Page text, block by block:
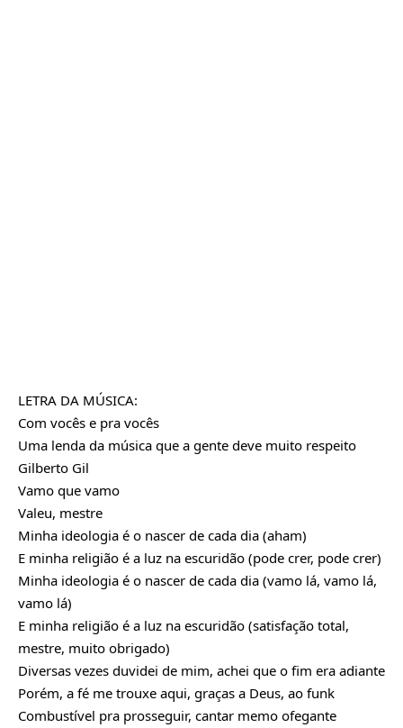
LETRA DA MÚSICA:
Com vocês e pra vocês
Uma lenda da música que a gente deve muito respeito
Gilberto Gil
Vamo que vamo
Valeu, mestre
Minha ideologia é o nascer de cada dia (aham)
E minha religião é a luz na escuridão (pode crer, pode crer)
Minha ideologia é o nascer de cada dia (vamo lá, vamo lá,
vamo lá)
E minha religião é a luz na escuridão (satisfação total,
mestre, muito obrigado)
Diversas vezes duvidei de mim, achei que o fim era adiante
Porém, a fé me trouxe aqui, graças a Deus, ao funk
Combustível pra prosseguir, cantar memo ofegante